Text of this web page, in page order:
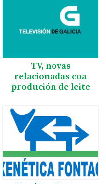
TV, novas
relacionadas coa
produción de leite